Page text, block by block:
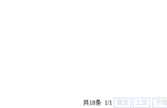
共18条 1/1 首页 上页 下页